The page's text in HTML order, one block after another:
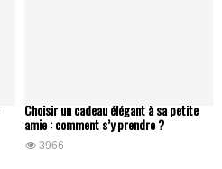
Choisir un cadeau élégant à sa petite
amie : comment s’y prendre ?
3966